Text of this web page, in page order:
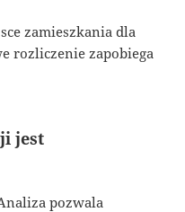
zamieszkania dla
rozliczenie zapobiega
jest
pozwala